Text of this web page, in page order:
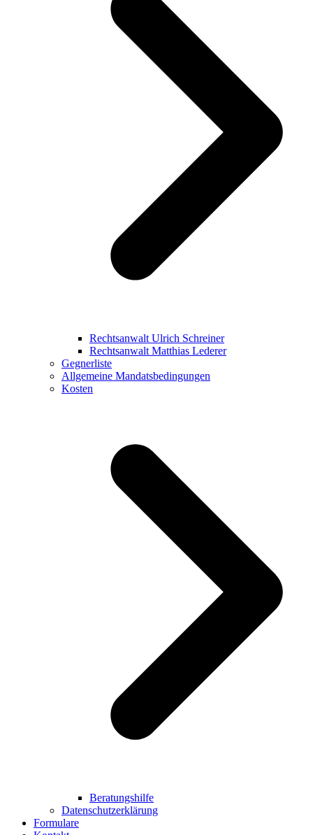
Rechtsanwalt Ulrich Schreiner
Rechtsanwalt Matthias Lederer
Gegnerliste
Allgemeine Mandatsbedingungen
Kosten
Beratungshilfe
Datenschutzerklärung
Formulare